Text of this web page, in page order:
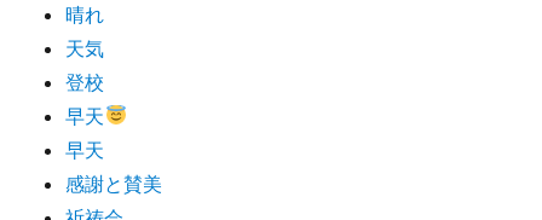
晴れ
天気
登校
早天
早天
感謝と賛美